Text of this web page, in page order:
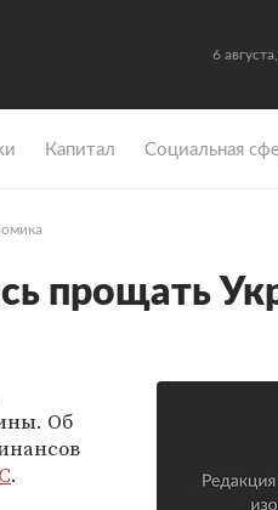
6
Капитал Социальная
прощать
Об
.